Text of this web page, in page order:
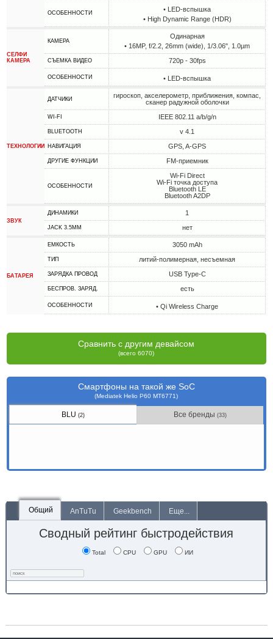
ОСОБЕННОСТИ
• LED-вспышка
• High Dynamic Range (HDR)
СЕЛФИ
КАМЕРА
КАМЕРА
Одинарная
• 16MP, f/2.2, 26mm (wide), 1/3.06", 1.0µm
СЪЕМКА ВИДЕО 720p - 30fps
ОСОБЕННОСТИ • LED-вспышка
ТЕХНОЛОГИИ
ДАТЧИКИ
гироскоп, акселерометр, приближения, компас,
сканер радужной оболочки
WI-FI IEEE 802.11 a/b/g/n
BLUETOOTH v 4.1
НАВИГАЦИЯ GPS, A-GPS
ДРУГИЕ ФУНКЦИИ FM-приемник
ОСОБЕННОСТИ
Wi-Fi Direct
Wi-Fi точка доступа
Bluetooth LE
Bluetooth A2DP
ЗВУК
ДИНАМИКИ 1
JACK 3.5MM нет
БАТАРЕЯ
ЕМКОСТЬ 3050 mAh
ТИП литий-полимерная, несъемная
ЗАРЯДКА ПРОВОД USB Type-C
БЕСПРОВ. ЗАРЯД. есть
ОСОБЕННОСТИ • Qi Wireless Charge
Сравнить с другим девайсом
(всего 6070)
Смартфоны на такой же SoC
(Mediatek Helio P60 MT6771)
BLU(2) Все бренды(33)
Общий AnTuTu Geekbench Еще...
Сводный рейтинг быстродействия
Total CPU GPU ИИ